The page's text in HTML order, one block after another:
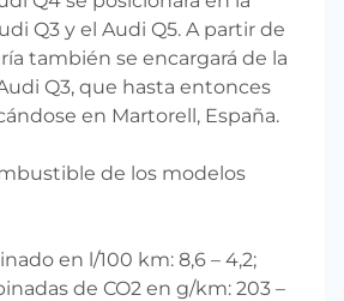
Q3 y el Audi Q5. A partir de
también se encargará de la
Q3, que hasta entonces
en Martorell, España.
de los modelos
en l/100 km: 8,6 – 4,2;
de CO2 en g/km: 203 –